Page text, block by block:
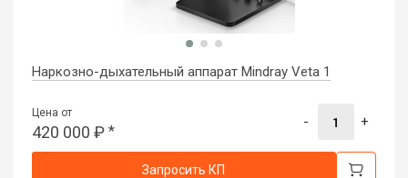
Наркозно-дыхательный аппарат Mindray Veta 1
Цена от
420 000 ₽ *
- +
Запросить КП